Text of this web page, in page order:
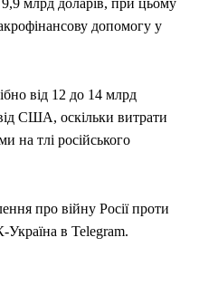
9,9 млрд доларів, при цьому
допомогу у
від 12 до 14 млрд
США, оскільки витрати
на тлі російського
про війну Росії проти
Україна в Telegram.